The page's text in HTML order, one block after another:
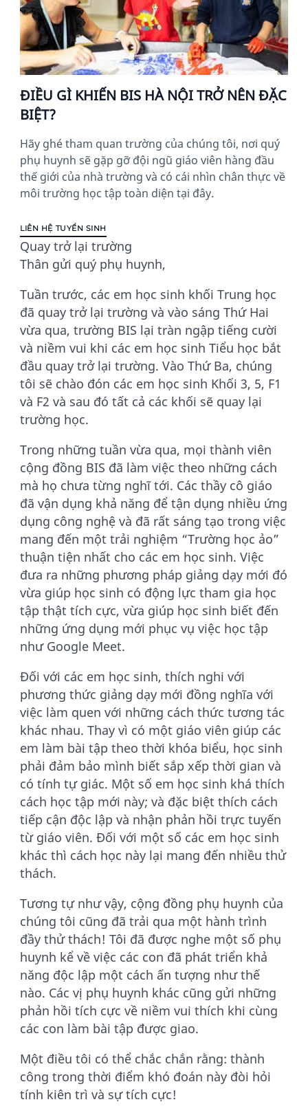
ĐIỀU GÌ KHIẾN BIS HÀ NỘI TRỞ NÊN ĐẶC
BIỆT?
Hãy ghé tham quan trường của chúng tôi, nơi quý
phụ huynh sẽ gặp gỡ đội ngũ giáo viên hàng đầu
thế giới của nhà trường và có cái nhìn chân thực về
môi trường học tập toàn diện tại đây.
LIÊN HỆ TUYỂN SINH
Quay trở lại trường
Thân gửi quý phụ huynh,
Tuần trước, các em học sinh khối Trung học
đã quay trở lại trường và vào sáng Thứ Hai
vừa qua, trường BIS lại tràn ngập tiếng cười
và niềm vui khi các em học sinh Tiểu học bắt
đầu quay trở lại trường. Vào Thứ Ba, chúng
tôi sẽ chào đón các em học sinh Khối 3, 5, F1
và F2 và sau đó tất cả các khối sẽ quay lại
trường học.
Trong những tuần vừa qua, mọi thành viên
cộng đồng BIS đã làm việc theo những cách
mà họ chưa từng nghĩ tới. Các thầy cô giáo
đã vận dụng khả năng để tận dụng nhiều ứng
dụng công nghệ và đã rất sáng tạo trong việc
mang đến một trải nghiệm “Trường học ảo”
thuận tiện nhất cho các em học sinh. Việc
đưa ra những phương pháp giảng dạy mới đó
vừa giúp học sinh có động lực tham gia học
tập thật tích cực, vừa giúp học sinh biết đến
những ứng dụng mới phục vụ việc học tập
như Google Meet.
Đối với các em học sinh, thích nghi với
phương thức giảng dạy mới đồng nghĩa với
việc làm quen với những cách thức tương tác
khác nhau. Thay vì có một giáo viên giúp các
em làm bài tập theo thời khóa biểu, học sinh
phải đảm bảo mình biết sắp xếp thời gian và
có tính tự giác. Một số em học sinh khá thích
cách học tập mới này; và đặc biệt thích cách
tiếp cận độc lập và nhận phản hồi trực tuyến
từ giáo viên. Đối với một số các em học sinh
khác thì cách học này lại mang đến nhiều thử
thách.
Tương tự như vậy, cộng đồng phụ huynh của
chúng tôi cũng đã trải qua một hành trình
đầy thử thách! Tôi đã được nghe một số phụ
huynh kể về việc các con đã phát triển khả
năng độc lập một cách ấn tượng như thế
nào. Các vị phụ huynh khác cũng gửi những
phản hồi tích cực về niềm vui thích khi cùng
các con làm bài tập được giao.
Một điều tôi có thể chắc chắn rằng: thành
công trong thời điểm khó đoán này đòi hỏi
tính kiên trì và sự tích cực!